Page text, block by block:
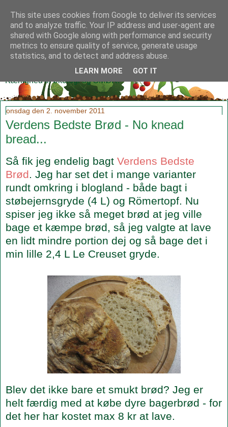
Klidmoster.dk
Kærlighed til økologi og SMØR!
onsdag den 2. november 2011
Verdens Bedste Brød - No knead
bread...
Så fik jeg endelig bagt Verdens Bedste
Brød. Jeg har set det i mange varianter
rundt omkring i blogland - både bagt i
støbejernsgryde (4 L) og Römertopf. Nu
spiser jeg ikke så meget brød at jeg ville
bage et kæmpe brød, så jeg valgte at lave
en lidt mindre portion dej og så bage det i
min lille 2,4 L Le Creuset gryde.
Blev det ikke bare et smukt brød? Jeg er
helt færdig med at købe dyre bagerbrød - for
det her har kostet max 8 kr at lave.
This site uses cookies from Google to deliver its services
and to analyze traffic. Your IP address and user-agent are
shared with Google along with performance and security
metrics to ensure quality of service, generate usage
statistics, and to detect and address abuse.
LEARN MORE GOT IT